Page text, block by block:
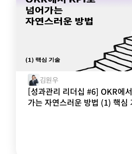
김원우
[성과관리 리더십 #6] OKR에
가는 자연스러운 방법 (1) 핵심